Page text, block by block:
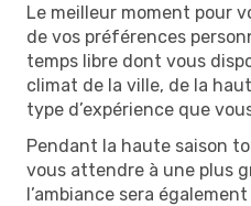
Le meilleur moment pour
de vos préférences
temps libre dont vous
climat de la ville, de la
type d’expérience que
Pendant la haute saison
vous attendre à une plus
l’ambiance sera